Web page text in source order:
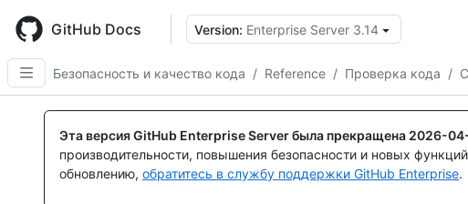
main
content
GitHub Docs Version: Enterprise Server 3.14
Безопасность и качество кода / Reference / Проверка кода /
Эта версия GitHub Enterprise Server была прекращена 2026-
производительности, повышения безопасности и новых функций
обновлению, обратитесь в службу поддержки GitHub Enterprise.